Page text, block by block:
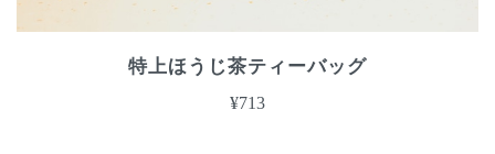
特上ほうじ茶ティーバッグ
¥713